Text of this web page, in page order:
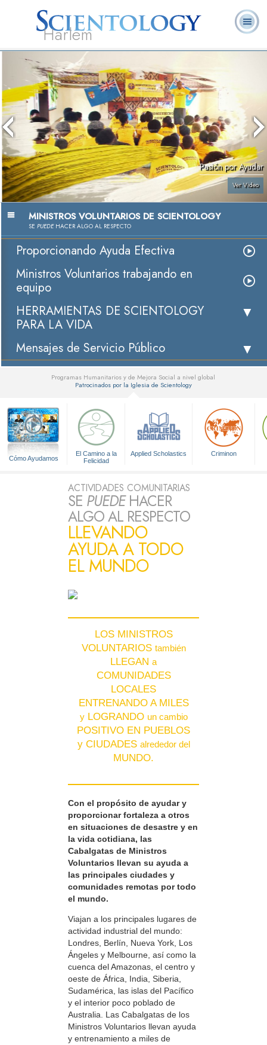
Harlem
Nosotros
Hubbard
Pasión por Ayudar
Ver Video
MINISTROS VOLUNTARIOS DE SCIENTOLOGY
SE PUEDEHACER ALGO AL RESPECTO
Proporcionando Ayuda Efectiva
Ministros Voluntarios trabajando en
equipo
HERRAMIENTAS DE SCIENTOLOGY
PARA LA VIDA
Mensajes de Servicio Público
Programas Humanitarios y de Mejora Social a nivel global
Patrocinados por la Iglesia de Scientology
Cómo Ayudamos
El Camino a la
Felicidad
Applied Scholastics Criminon
ACTIVIDADES COMUNITARIAS
SE PUEDEHACER
ALGO AL RESPECTO
LLEVANDO
AYUDA A TODO
EL MUNDO
LOS MINISTROS
VOLUNTARIOS también
LLEGAN a
COMUNIDADES
LOCALES
ENTRENANDO A MILES
yLOGRANDO un cambio
POSITIVO EN PUEBLOS
y CIUDADES alrededor del
MUNDO.
Con el propósito de ayudar y
proporcionar fortaleza a otros
en situaciones de desastre y en
la vida cotidiana, las
Cabalgatas de Ministros
Voluntarios llevan su ayuda a
las principales ciudades y
comunidades remotas por todo
el mundo.
Viajan a los principales lugares de
actividad industrial del mundo:
Londres, Berlín, Nueva York, Los
Ángeles y Melbourne, así como la
cuenca del Amazonas, el centro y
oeste de África, India, Siberia,
Sudamérica, las islas del Pacífico
y el interior poco poblado de
Australia. Las Cabalgatas de los
Ministros Voluntarios llevan ayuda
y entrenamiento a miles de